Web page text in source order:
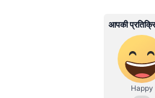
Related
ABOUT
SP
सूर्य
से
हुआ